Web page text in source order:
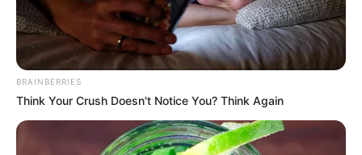
BRAINBERRIES
Think Your Crush Doesn't Notice You? Think Again